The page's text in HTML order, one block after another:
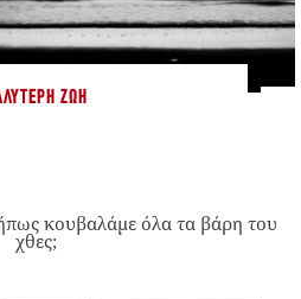
ΖΩΉ
κουβαλάμε όλα τα βάρη του
χθες;